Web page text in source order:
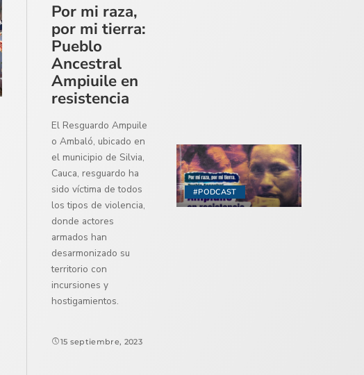
#PODCAST
Por mi raza,
por mi tierra:
Pueblo
Ancestral
Ampiuile en
resistencia
El Resguardo Ampuile
o Ambaló, ubicado en
el municipio de Silvia,
Cauca, resguardo ha
sido víctima de todos
los tipos de violencia,
donde actores
armados han
desarmonizado su
territorio con
incursiones y
hostigamientos.
15 septiembre, 2023